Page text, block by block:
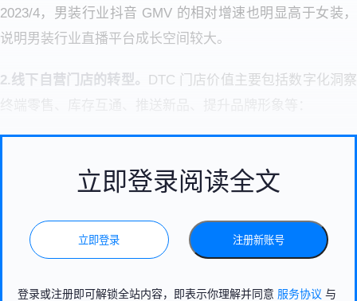
2023/4，男装行业抖音 GMV 的相对增速也明显高于女装，
说明男装行业直播平台成长空间较大。
2.线下自营门店的转型。
DTC 门店价值主要包括数字化洞察
立即登录阅读全文
立即登录 注册新账号
登录或注册即可解锁全站内容，即表示你理解并同意 服务协议 与